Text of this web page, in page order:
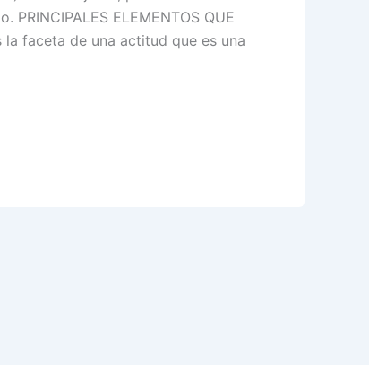
ELEMENTOS QUE
la faceta de una actitud que es una